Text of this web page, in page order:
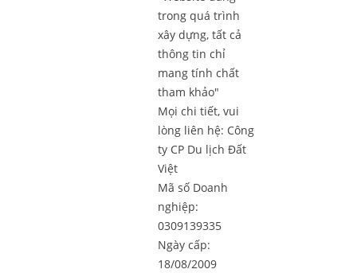
trong quá trình
xây dựng, tất cả
thông tin chỉ
mang tính chất
tham khảo"
Mọi chi tiết, vui
lòng liên hệ: Công
ty CP Du lịch Đất
Việt
Mã số Doanh
nghiệp:
0309139335
Ngày cấp:
18/08/2009